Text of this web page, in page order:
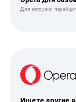
Для загрузки